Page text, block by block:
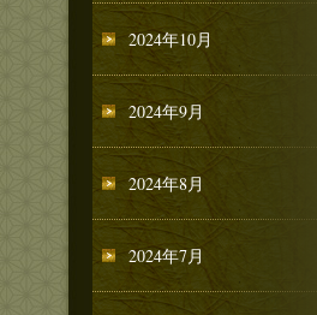
2024年10月
2024年9月
2024年8月
2024年7月